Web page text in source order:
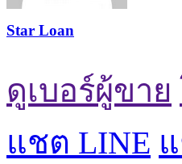
Star Loan
ดูเบอร์ผู้ขาย
แชต LINE